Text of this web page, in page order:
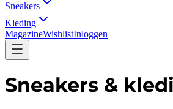
Sneakers
Kleding
MagazineWishlistInloggen
Sneakers &